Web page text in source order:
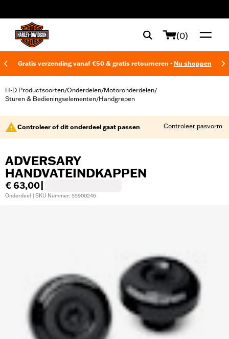
(0)
Gratis verzending vanaf €50 & gratis retourneren - Nu shoppen
H-D Productsoorten/Onderdelen/Motoronderdelen/
Sturen & Bedieningselementen/Handgrepen
Controleer of dit onderdeel gaat passen Controleer pasvorm
ADVERSARY
HANDVATEINDKAPPEN
€ 63,00
Onderdeel | SKU Nummer: 55900246